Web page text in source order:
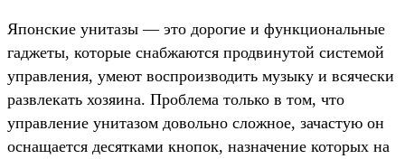
Японские унитазы — это дорогие и функциональные
гаджеты, которые снабжаются продвинутой системой
управления, умеют воспроизводить музыку и всячески
развлекать хозяина. Проблема только в том, что
управление унитазом довольно сложное, зачастую он
оснащается десятками кнопок, назначение которых на